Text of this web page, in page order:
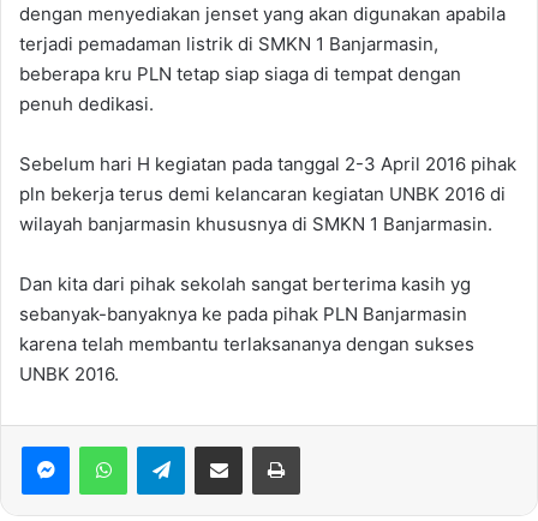
dengan menyediakan jenset yang akan digunakan apabila
terjadi pemadaman listrik di SMKN 1 Banjarmasin,
beberapa kru PLN tetap siap siaga di tempat dengan
penuh dedikasi.
Sebelum hari H kegiatan pada tanggal 2-3 April 2016 pihak
pln bekerja terus demi kelancaran kegiatan UNBK 2016 di
wilayah banjarmasin khususnya di SMKN 1 Banjarmasin.
Dan kita dari pihak sekolah sangat berterima kasih yg
sebanyak-banyaknya ke pada pihak PLN Banjarmasin
karena telah membantu terlaksananya dengan sukses
UNBK 2016.
WhatsAppTelegramBagikan via Email Print